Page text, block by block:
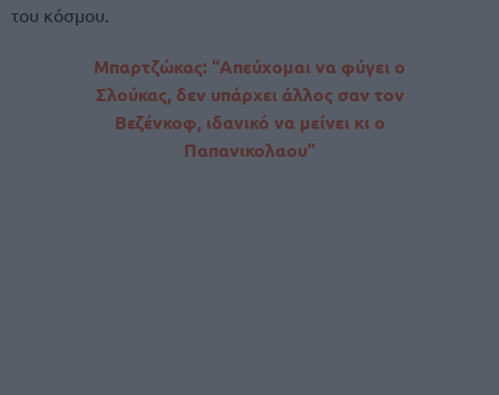
του κόσμου.
Μπαρτζώκας: “Απεύχομαι να φύγει ο
Σλούκας, δεν υπάρχει άλλος σαν τον
Βεζένκοφ, ιδανικό να μείνει κι ο
Παπανικολαου”